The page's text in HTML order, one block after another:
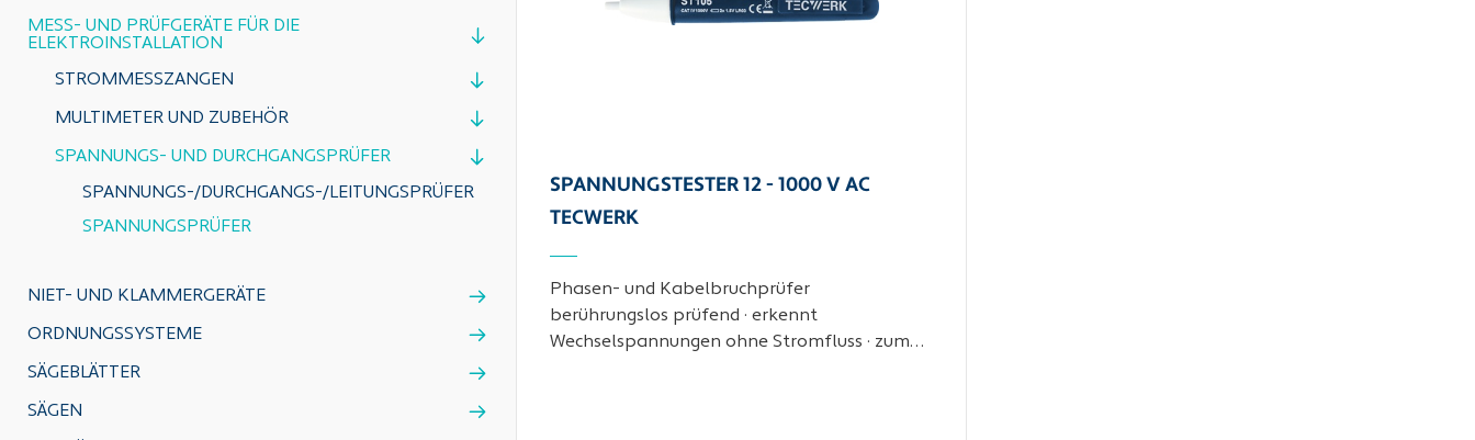
MESS- UND PRÜFGERÄTE FÜR DIE
ELEKTROINSTALLATION
STROMMESSZANGEN
MULTIMETER UND ZUBEHÖR
SPANNUNGS- UND DURCHGANGSPRÜFER
SPANNUNGS-/DURCHGANGS-/LEITUNGSPRÜFER
SPANNUNGSPRÜFER
NIET- UND KLAMMERGERÄTE
ORDNUNGSSYSTEME
SÄGEBLÄTTER
SÄGEN
SPANNUNGSTESTER 12 - 1000 V AC
TECWERK
Phasen- und Kabelbruchprüfer
berührungslos prüfend · erkennt
Wechselspannungen ohne Stromfluss · zum…